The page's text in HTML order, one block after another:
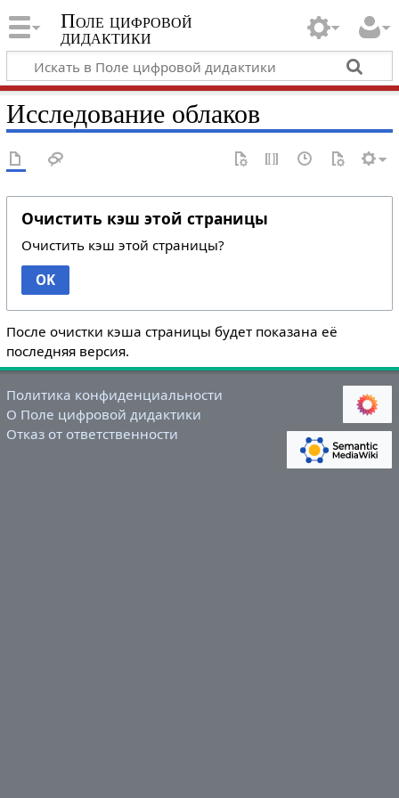
Поле цифровой
дидактики
Исследование облаков
Очистить кэш этой страницы
Очистить кэш этой страницы?
OK
После очистки кэша страницы будет показана её
последняя версия.
Политика конфиденциальности
О Поле цифровой дидактики
Отказ от ответственности